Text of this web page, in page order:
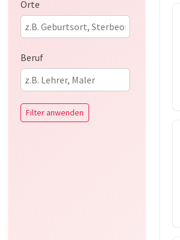
Orte
Beruf
Filter anwenden